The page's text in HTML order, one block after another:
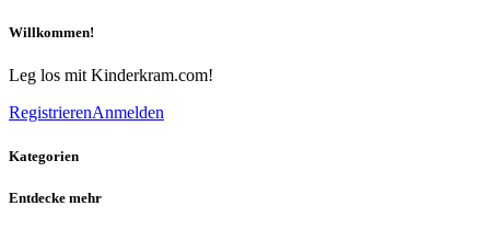
Willkommen!
Leg los mit Kinderkram.com!
RegistrierenAnmelden
Kategorien
Entdecke mehr